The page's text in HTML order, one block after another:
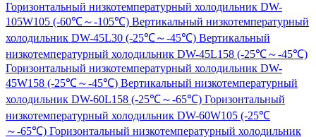
Горизонтальный низкотемпературный холодильник DW-
105W105 (-60℃～-105℃) Вертикальный низкотемпературный
холодильник DW-45L30 (-25℃～-45℃) Вертикальный
низкотемпературный холодильник DW-45L158 (-25℃～-45℃)
Горизонтальный низкотемпературный холодильник DW-
45W158 (-25℃～-45℃) Вертикальный низкотемпературный
холодильник DW-60L158 (-25℃～-65℃) Горизонтальный
низкотемпературный холодильник DW-60W105 (-25℃
～-65℃) Горизонтальный низкотемпературный холодильник